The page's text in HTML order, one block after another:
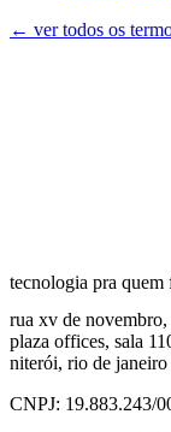
← ver todos os
tecnologia pra quem
rua xv de novembro,
plaza offices, sala
niterói, rio de janeiro
CNPJ: 19.883.243/